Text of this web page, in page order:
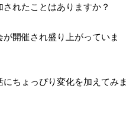
れたことはありますか？
開催され盛り上がっていま
ちょっぴり変化を加えてみま